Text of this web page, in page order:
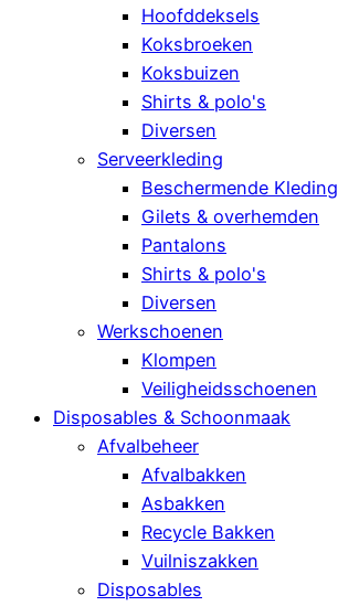
Hoofddeksels
Koksbroeken
Koksbuizen
Shirts & polo's
Diversen
Serveerkleding
Beschermende Kleding
Gilets & overhemden
Pantalons
Shirts & polo's
Diversen
Werkschoenen
Klompen
Veiligheidsschoenen
Disposables & Schoonmaak
Afvalbeheer
Afvalbakken
Asbakken
Recycle Bakken
Vuilniszakken
Disposables